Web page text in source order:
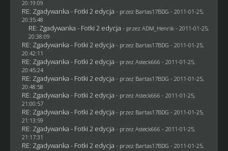
20:19:09
RE: Zgadywanka - Fotki 2 edycja - przez Bartas17BDG - 2011-01-25,
20:35:48
RE: Zgadywanka - Fotki 2 edycja - przez ADM_Henrik - 2011-01-25,
20:38:09
RE: Zgadywanka - Fotki 2 edycja - przez Bartas17BDG - 2011-01-25,
20:42:11
RE: Zgadywanka - Fotki 2 edycja - przez Asteck666 - 2011-01-25,
20:45:24
RE: Zgadywanka - Fotki 2 edycja - przez Bartas17BDG - 2011-01-25,
20:48:58
RE: Zgadywanka - Fotki 2 edycja - przez Asteck666 - 2011-01-25,
21:00:57
RE: Zgadywanka - Fotki 2 edycja - przez Bartas17BDG - 2011-01-25,
21:13:59
RE: Zgadywanka - Fotki 2 edycja - przez Asteck666 - 2011-01-25,
21:17:31
RE: Zgadywanka - Fotki 2 edycja - przez Bartas17BDG - 2011-01-25,